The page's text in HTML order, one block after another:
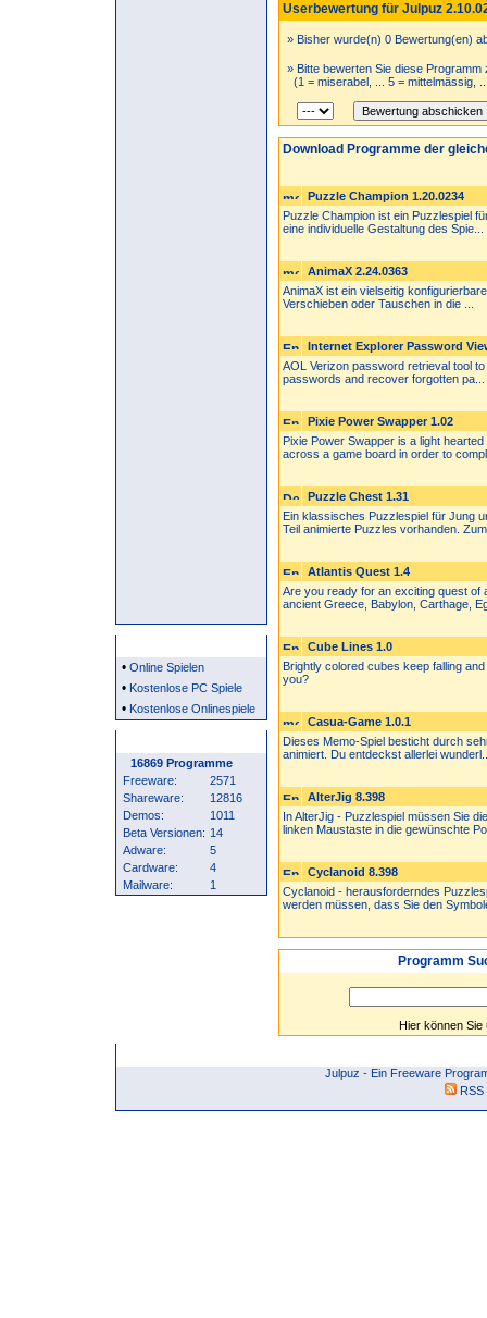
• Online Spielen
• Kostenlose PC Spiele
• Kostenlose Onlinespiele
16869 Programme
Freeware:
2571
Shareware:
12816
Demos:
1011
Beta Versionen: 14
Adware:
5
Cardware:
4
Mailware:
1
Userbewertung für Julpuz
» Bisher wurde(n) 0 Bewertung(en)
» Bitte bewerten Sie diese Programm
(1 = miserabel, ... 5 = mittelmässig,
Download Programme der
Puzzle Champion 1.20.0234
Puzzle Champion ist ein Puzzlespiel
eine individuelle Gestaltung des Spie...
AnimaX 2.24.0363
AnimaX ist ein vielseitig
Verschieben oder Tauschen in die ...
Internet Explorer Password
AOL Verizon password retrieval tool
passwords and recover forgotten pa...
Pixie Power Swapper 1.02
Pixie Power Swapper is a light
across a game board in order to
Puzzle Chest 1.31
Ein klassisches Puzzlespiel für Jung
Teil animierte Puzzles vorhanden.
Atlantis Quest 1.4
Are you ready for an exciting quest
ancient Greece, Babylon, Carthage,
Cube Lines 1.0
Brightly colored cubes keep falling
you?
Casua-Game 1.0.1
Dieses Memo-Spiel besticht durch
animiert. Du entdeckst allerlei
AlterJig 8.398
In AlterJig - Puzzlespiel müssen Sie
linken Maustaste in die gewünschte
Cyclanoid 8.398
Cyclanoid - herausforderndes
werden müssen, dass Sie den
Programm
Hier können
Julpuz - Ein Freeware